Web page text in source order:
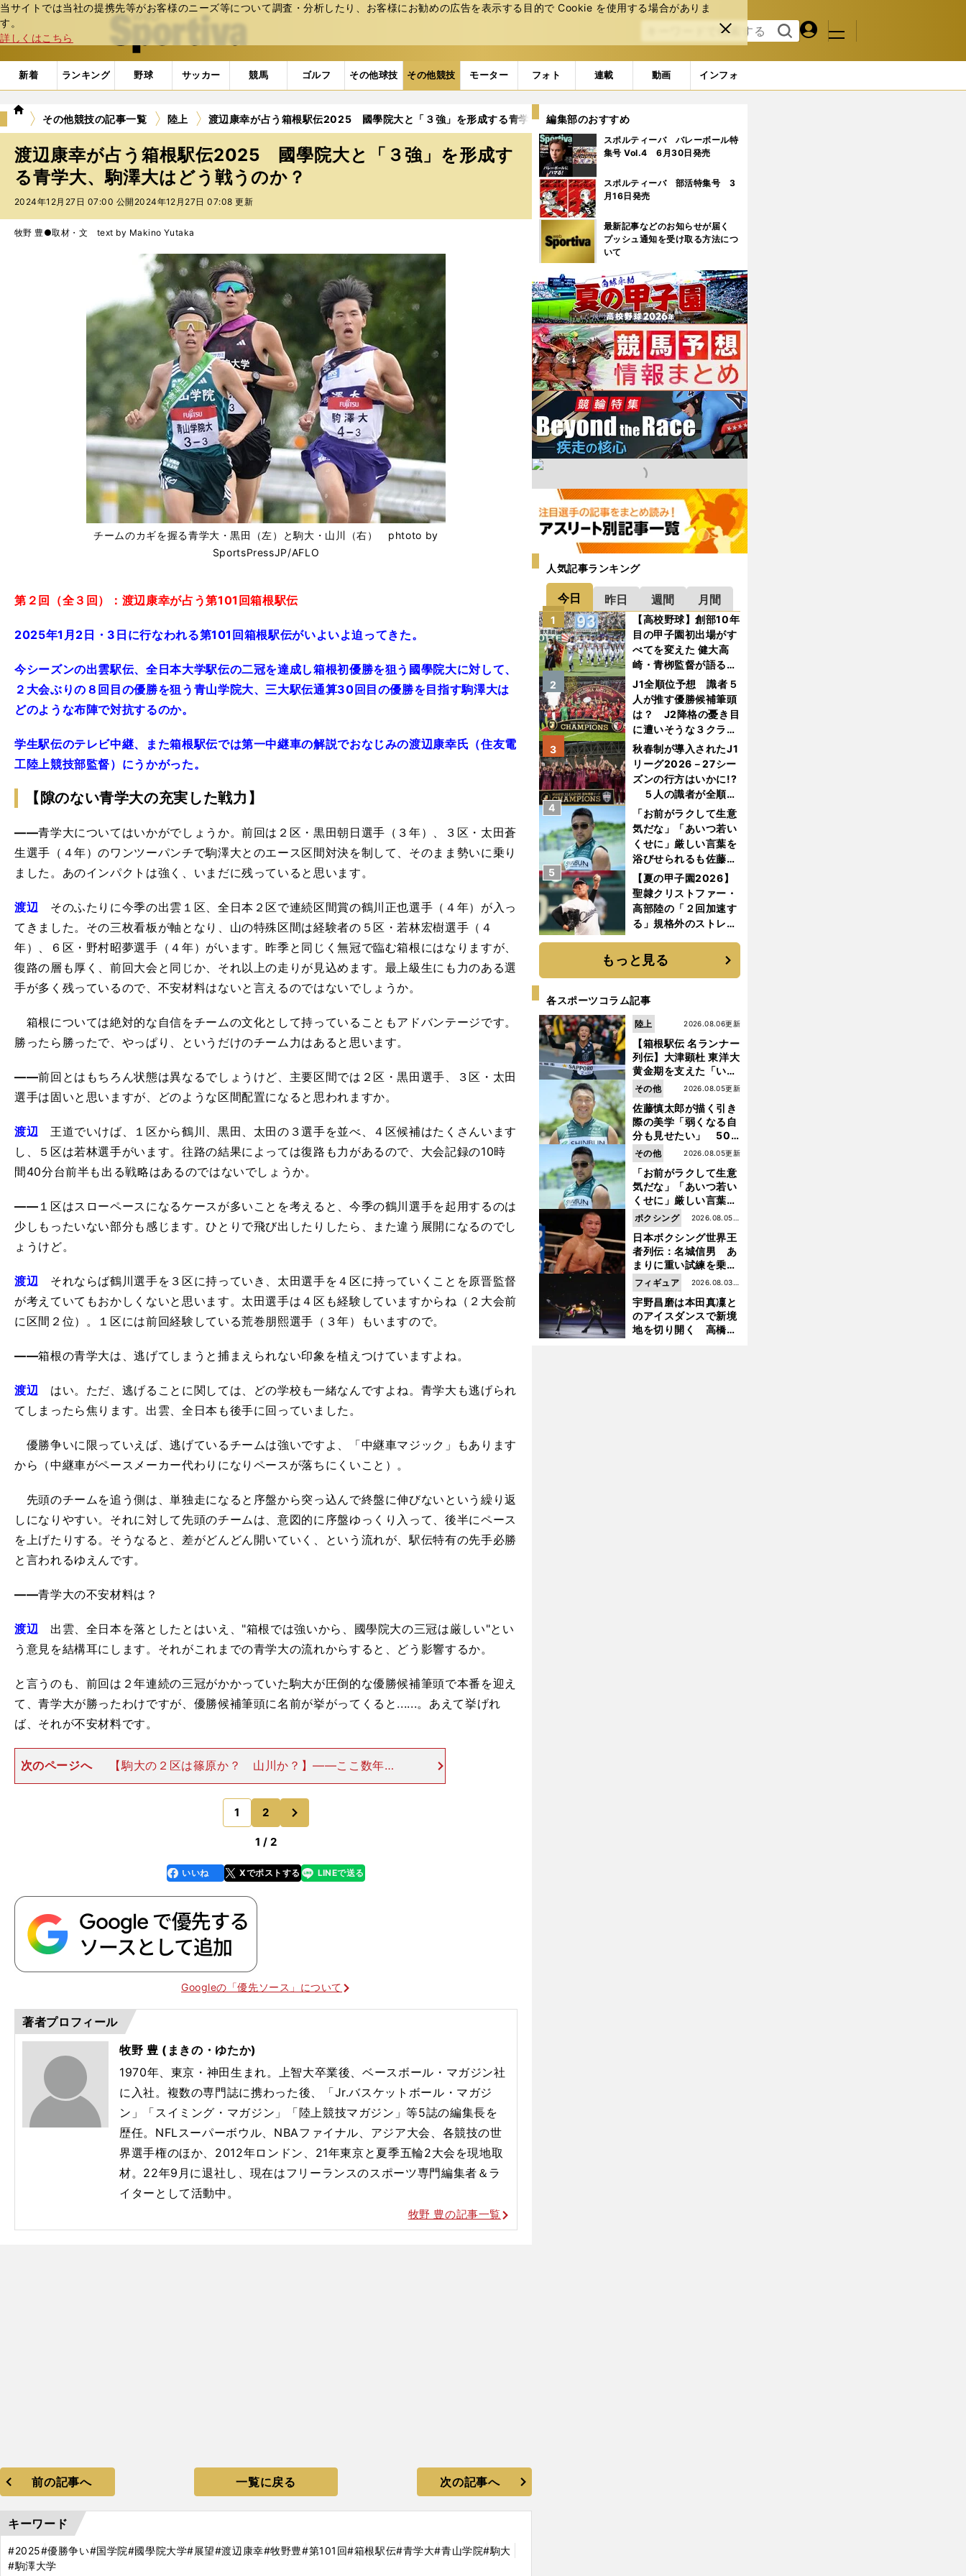
当サイトでは当社の提携先等がお客様のニーズ等について調査・分析したり、お客様にお勧めの広告を表⽰する⽬的で Cookie を使⽤する場合がありま
す。
詳しくはこちら
閉じ
る
web Sportiva (webスポルティーバ)
検索
る
マイペ
ジ
メニュ
新着 ランキング 野球 サッカー 競馬 ゴルフ その他球技 その他競技 モーター フォト 連載 動画 インフォ
we
ポ
ル
テ
ィ
ー
バ
その他競技の記事一覧 陸上 渡辺康幸が占う箱根駅伝2025 國學院大と「３強」を形成する青学大、駒澤大はどう戦うのか？
渡辺康幸が占う箱根駅伝2025 國學院大と「３強」を形成す
る青学大、駒澤大はどう戦うのか？
2024年12月27日 07:00 公開 2024年12月27日 07:08 更新
牧野 豊●取材・文 text by Makino Yutaka
チームのカギを握る青学大・黒田（左）と駒大・山川（右） phtoto by
SportsPressJP/AFLO
第２回（全３回）：渡辺康幸が占う第101回箱根駅伝
2025年1月2日・3日に行なわれる第101回箱根駅伝がいよいよ迫ってきた。
今シーズンの出雲駅伝、全日本大学駅伝の二冠を達成し箱根初優勝を狙う國學院大に対して、
２大会ぶりの８回目の優勝を狙う青山学院大、三大駅伝通算30回目の優勝を目指す駒澤大は
どのような布陣で対抗するのか。
学生駅伝のテレビ中継、また箱根駅伝では第一中継車の解説でおなじみの渡辺康幸氏（住友電
工陸上競技部監督）にうかがった。
【隙のない青学大の充実した戦力】
――青学大についてはいかがでしょうか。前回は２区・黒田朝日選手（３年）、３区・太田蒼
生選手（４年）のワンツーパンチで駒澤大とのエース区間対決を制して、そのまま勢いに乗り
ました。あのインパクトは強く、いまだに残っていると思います。
渡辺 そのふたりに今季の出雲１区、全日本２区で連続区間賞の鶴川正也選手（４年）が入っ
てきました。その三枚看板が軸となり、山の特殊区間は経験者の５区・若林宏樹選手（４
年）、６区・野村昭夢選手（４年）がいます。昨季と同じく無冠で臨む箱根にはなりますが、
復路の層も厚く、前回大会と同じか、それ以上の走りが見込めます。最上級生にも力のある選
手が多く残っているので、不安材料はないと言えるのではないでしょうか。
箱根については絶対的な自信をチームの文化として持っていることもアドバンテージです。
勝ったら勝ったで、やっぱり、というだけのチーム力はあると思います。
――前回とはもちろん状態は異なるでしょうけど、主要区間では２区・黒田選手、３区・太田
選手は固いと思いますが、どのような区間配置になると思われますか。
渡辺 王道でいけば、１区から鶴川、黒田、太田の３選手を並べ、４区候補はたくさんいます
し、５区は若林選手がいます。往路の結果によっては復路も力があるので、大会記録の10時
間40分台前半も出る戦略はあるのではないでしょうか。
―― １区はスローペースになるケースが多いことを考えると、今季の鶴川選手を起用するのは
少しもったいない部分も感じます。ひとりで飛び出したりしたら、また違う展開になるのでし
ょうけど。
渡辺 それならば鶴川選手を３区に持っていき、太田選手を４区に持っていくことを原晋監督
が考えていてもおかしくないと思います。太田選手は４区も経験していますからね（２大会前
に区間２位）。１区には前回経験している荒巻朋熙選手（３年）もいますので。
――箱根の青学大は、逃げてしまうと捕まえられない印象を植えつけていますよね。
渡辺 はい。ただ、逃げることに関しては、どの学校も一緒なんですよね。青学大も逃げられ
てしまったら焦ります。出雲、全日本も後手に回っていました。
優勝争いに限っていえば、逃げているチームは強いですよ、「中継車マジック」もあります
から（中継車がペースメーカー代わりになりペースが落ちにくいこと）。
先頭のチームを追う側は、単独走になると序盤から突っ込んで終盤に伸びないという繰り返
しになりやすい。それに対して先頭のチームは、意図的に序盤ゆっくり入って、後半にペース
を上げたりする。そうなると、差がどんどん開いていく、という流れが、駅伝特有の先手必勝
と言われるゆえんです。
――青学大の不安材料は？
渡辺 出雲、全日本を落としたとはいえ、"箱根では強いから、國學院大の三冠は厳しい"とい
う意見を結構耳にします。それがこれまでの青学大の流れからすると、どう影響するか。
と言うのも、前回は２年連続の三冠がかかっていた駒大が圧倒的な優勝候補筆頭で本番を迎え
て、青学大が勝ったわけですが、優勝候補筆頭に名前が挙がってくると......。あえて挙げれ
ば、それが不安材料です。
次のページへ
【駒大の２区は篠原か？ 山川か？】――ここ数年、
往路重視になっている印象です。渡辺 往路重視自体は、僕が学生時代
の頃から変わりはないのですが、特に４区の距離が伸びたことで
（＊）、その傾向がより強ま
1 2
1 / 2
faceboo
k
いいね Xでポストする
line LINEで送る
Googleの「優先ソース」について
著者プロフィール
牧野 豊 (まきの・ゆたか)
1970年、東京・神田生まれ。上智大卒業後、ベースボール・マガジン社
に入社。複数の専門誌に携わった後、「Jr.バスケットボール・マガジ
ン」「スイミング・マガジン」「陸上競技マガジン」等5誌の編集長を
歴任。 NFL スーパーボウル、 NBAファイナル、アジア大会、各競技の世
界選手権のほか、 2012年ロンドン、 21年東京と夏季五輪2大会を現地取
材。 22年9 月に退社し、現在はフリーランスのスポーツ専門編集者＆ラ
イターとして活動中。
牧野 豊の記事一覧
前の記事へ 一覧に戻る 次の記事へ
キーワード
#2025#優勝争い#国学院#國學院大学#展望#渡辺康幸#牧野豊#第101回#箱根駅伝#青学大#青山学院#駒大
#駒澤大学
編集部のおすすめ
スポルティーバ バレーボール特
集号 Vol.4 6月30日発売
スポルティーバ 部活特集号 3
月16日発売
最新記事などのお知らせが届く
プッシュ通知を受け取る方法につ
いて
人気記事ランキング
今日 昨日 週間 月間
【高校野球】創部10年
目の甲子園初出場がす
べてを変えた 健大高
崎・青栁監督が語る
「機動破壊」はこうし
て生まれた
1
J1全順位予想 識者５
人が推す優勝候補筆頭
は？ J2降格の憂き目
に遭いそうな３クラブ
とは？
2
秋春制が導入されたJ1
リーグ2026－27シー
ズンの行方はいかに!?
５人の識者が全順位
を大胆予想
3
「お前がラクして生意
気だな」「あいつ若い
くせに」厳しい言葉を
浴びせられるも佐藤慎
太郎が貫いた誇りとフ
ァンへの思い
4
【夏の甲子園2026】
聖隷クリストファー・
高部陸の「２回加速す
る」規格外のストレー
く大学進学を選ぶ理由
5
もっと見る
各スポーツコラム記事
【箱根駅伝 名ランナー
列伝】大津顕杜 東洋大
黄金期を支えた「いぶ
し銀」の存在 最後は同
期の設楽兄弟も受賞で
きなかった金栗杯に輝
く
2026.08.06更新
陸上
佐藤慎太郎が描く引き
際の美学「弱くなる自
分も見せたい」 50
代の競輪人生に影響を
与える伏見俊昭の死に
も言及
2026.08.05更新
その他
「お前がラクして生意
気だな」「あいつ若い
くせに」厳しい言葉を
浴びせられるも佐藤慎
太郎が貫いた誇りとフ
ァンへの思い
2026.08.05更新
その他
日本ボクシング世界王
者列伝：名城信男 あ
まりに重い試練を乗り
越え「大胆さ」と「巧
さ」で築いた時代
2026.08.05更
新
ボクシング
宇野昌磨は本田真凜と
のアイスダンスで新境
地を切り開く 高橋大
2026.08.03更
新
フィギュア